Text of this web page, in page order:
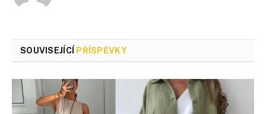
SOUVISEJÍCÍ PŘÍSPĚVKY